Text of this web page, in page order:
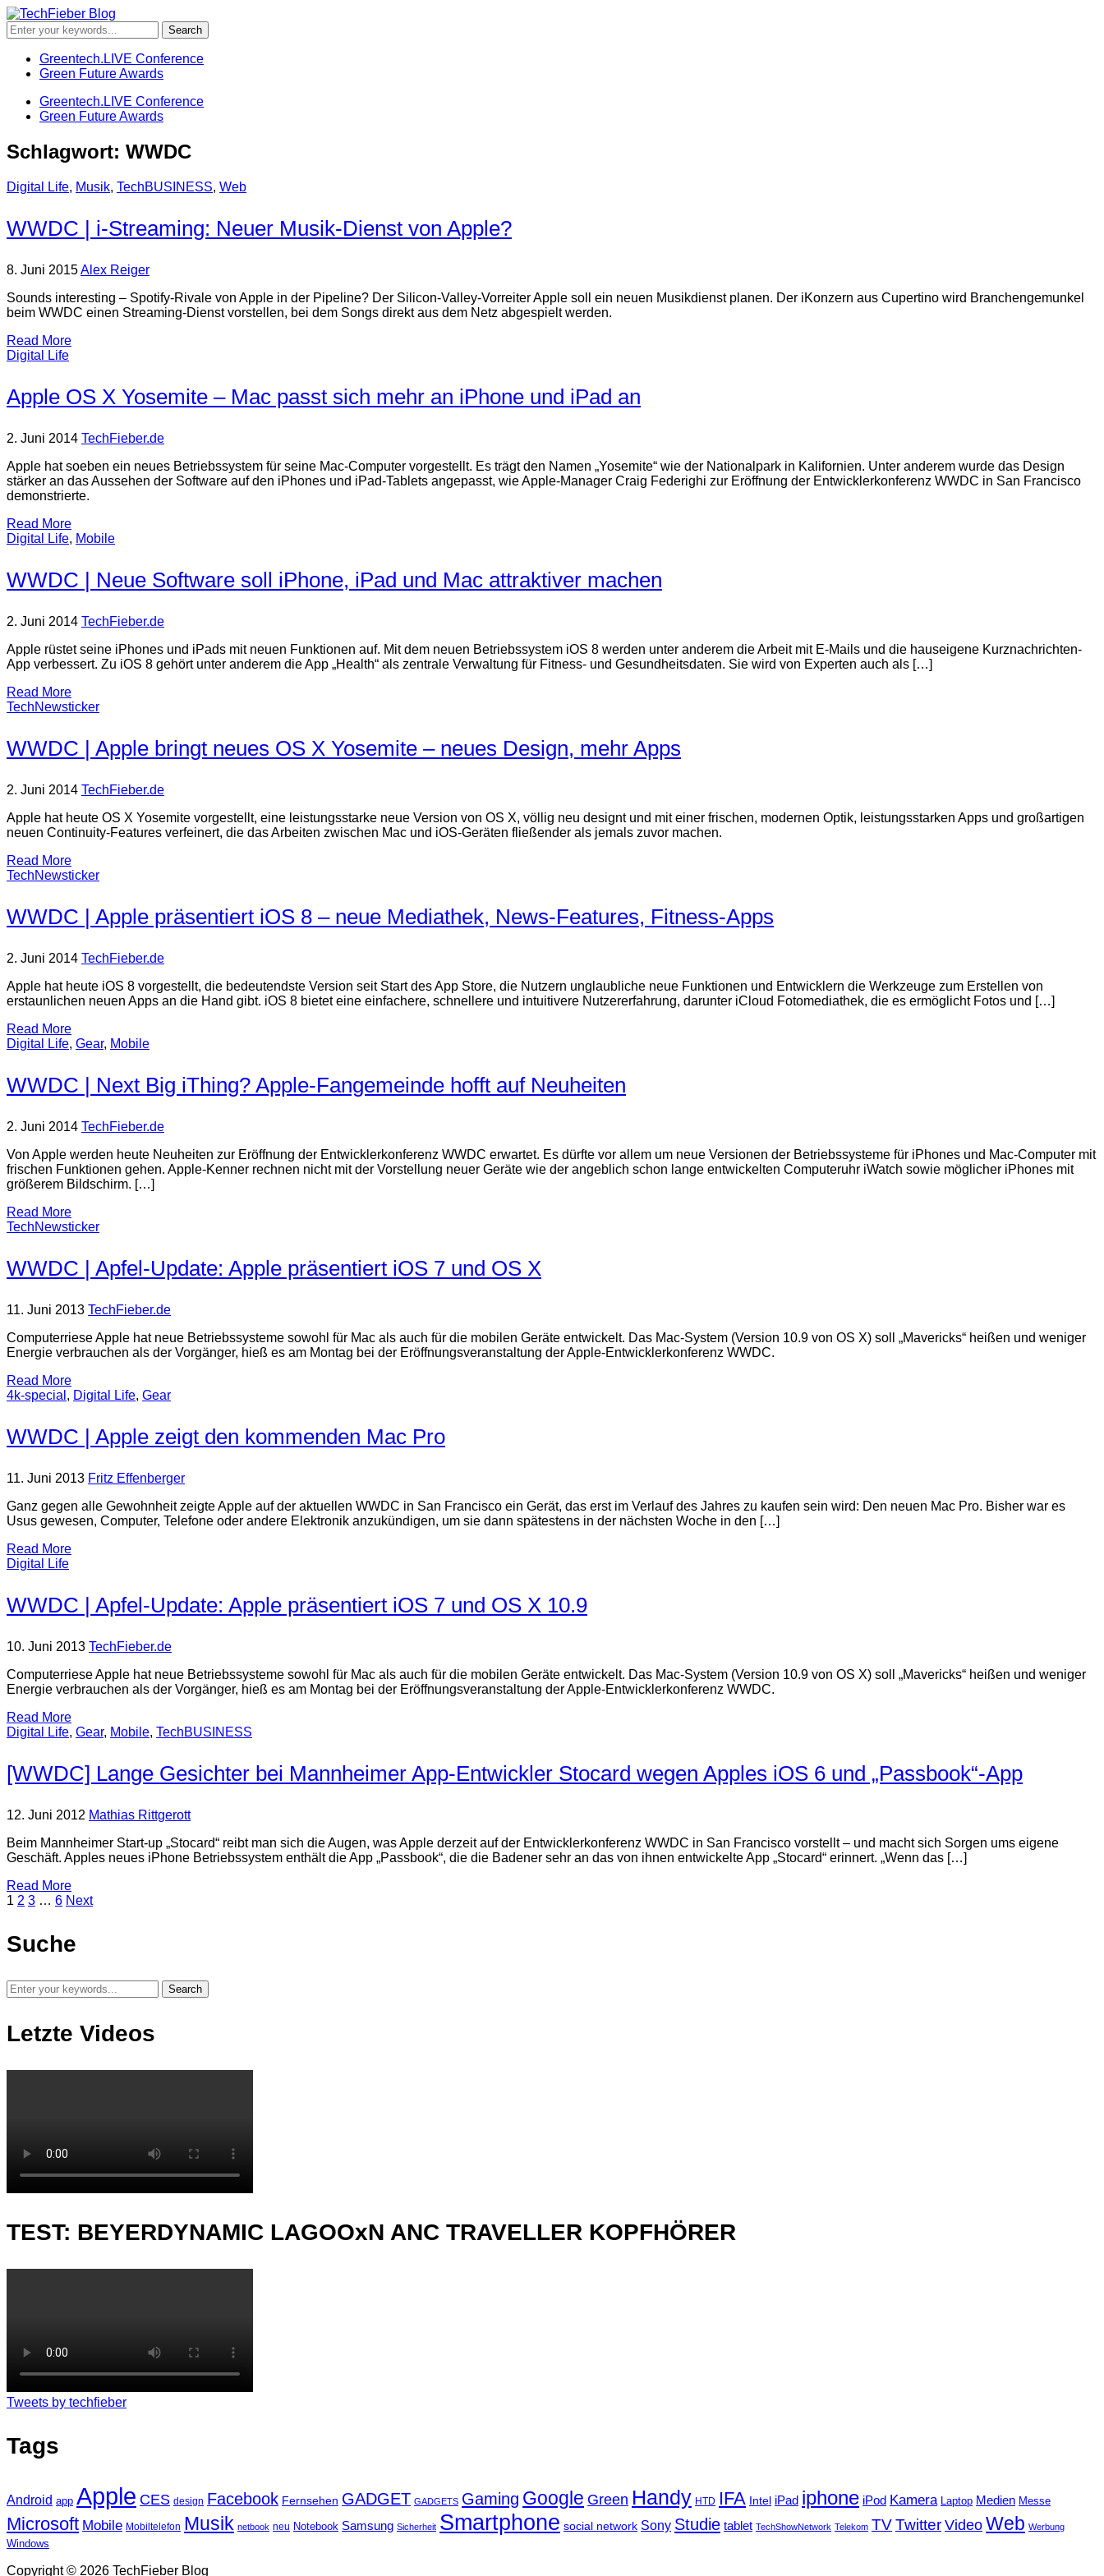
Greentech.LIVE Conference
Green Future Awards
Greentech.LIVE Conference
Green Future Awards
Schlagwort: WWDC
Digital Life, Musik, TechBUSINESS, Web
WWDC | i-Streaming: Neuer Musik-Dienst von Apple?
8. Juni 2015Alex Reiger
Sounds interesting – Spotify-Rivale von Apple in der Pipeline? Der Silicon-Valley-Vorreiter Apple soll ein neuen Musikdienst planen. Der iKonzern aus Cupertino wird Branchengemunkel
beim WWDC einen Streaming-Dienst vorstellen, bei dem Songs direkt aus dem Netz abgespielt werden.
Read More
Digital Life
Apple OS X Yosemite – Mac passt sich mehr an iPhone und iPad an
2. Juni 2014 TechFieber.de
Apple hat soeben ein neues Betriebssystem für seine Mac-Computer vorgestellt. Es trägt den Namen „Yosemite“ wie der Nationalpark in Kalifornien. Unter anderem wurde das Design
stärker an das Aussehen der Software auf den iPhones und iPad-Tablets angepasst, wie Apple-Manager Craig Federighi zur Eröffnung der Entwicklerkonferenz WWDC in San Francisco
demonstrierte.
Read More
Digital Life, Mobile
WWDC | Neue Software soll iPhone, iPad und Mac attraktiver machen
2. Juni 2014 TechFieber.de
Apple rüstet seine iPhones und iPads mit neuen Funktionen auf. Mit dem neuen Betriebssystem iOS 8 werden unter anderem die Arbeit mit E-Mails und die hauseigene Kurznachrichten-
App verbessert. Zu iOS 8 gehört unter anderem die App „Health“ als zentrale Verwaltung für Fitness- und Gesundheitsdaten. Sie wird von Experten auch als […]
Read More
TechNewsticker
WWDC | Apple bringt neues OS X Yosemite – neues Design, mehr Apps
2. Juni 2014 TechFieber.de
Apple hat heute OS X Yosemite vorgestellt, eine leistungsstarke neue Version von OS X, völlig neu designt und mit einer frischen, modernen Optik, leistungsstarken Apps und großartigen
neuen Continuity-Features verfeinert, die das Arbeiten zwischen Mac und iOS-Geräten fließender als jemals zuvor machen.
Read More
TechNewsticker
WWDC | Apple präsentiert iOS 8 – neue Mediathek, News-Features, Fitness-Apps
2. Juni 2014 TechFieber.de
Apple hat heute iOS 8 vorgestellt, die bedeutendste Version seit Start des App Store, die Nutzern unglaubliche neue Funktionen und Entwicklern die Werkzeuge zum Erstellen von
erstaunlichen neuen Apps an die Hand gibt. iOS 8 bietet eine einfachere, schnellere und intuitivere Nutzererfahrung, darunter iCloud Fotomediathek, die es ermöglicht Fotos und […]
Read More
Digital Life, Gear, Mobile
WWDC | Next Big iThing? Apple-Fangemeinde hofft auf Neuheiten
2. Juni 2014 TechFieber.de
Von Apple werden heute Neuheiten zur Eröffnung der Entwicklerkonferenz WWDC erwartet. Es dürfte vor allem um neue Versionen der Betriebssysteme für iPhones und Mac-Computer mit
frischen Funktionen gehen. Apple-Kenner rechnen nicht mit der Vorstellung neuer Geräte wie der angeblich schon lange entwickelten Computeruhr iWatch sowie möglicher iPhones mit
größerem Bildschirm. […]
Read More
TechNewsticker
WWDC | Apfel-Update: Apple präsentiert iOS 7 und OS X
11. Juni 2013 TechFieber.de
Computerriese Apple hat neue Betriebssysteme sowohl für Mac als auch für die mobilen Geräte entwickelt. Das Mac-System (Version 10.9 von OS X) soll „Mavericks“ heißen und weniger
Energie verbrauchen als der Vorgänger, hieß es am Montag bei der Eröffnungsveranstaltung der Apple-Entwicklerkonferenz WWDC.
Read More
4k-special , Digital Life, Gear
WWDC | Apple zeigt den kommenden Mac Pro
11. Juni 2013 Fritz Effenberger
Ganz gegen alle Gewohnheit zeigte Apple auf der aktuellen WWDC in San Francisco ein Gerät, das erst im Verlauf des Jahres zu kaufen sein wird: Den neuen Mac Pro. Bisher war es
Usus gewesen, Computer, Telefone oder andere Elektronik anzukündigen, um sie dann spätestens in der nächsten Woche in den […]
Read More
Digital Life
WWDC | Apfel-Update: Apple präsentiert iOS 7 und OS X 10.9
10. Juni 2013 TechFieber.de
Computerriese Apple hat neue Betriebssysteme sowohl für Mac als auch für die mobilen Geräte entwickelt. Das Mac-System (Version 10.9 von OS X) soll „Mavericks“ heißen und weniger
Energie verbrauchen als der Vorgänger, hieß es am Montag bei der Eröffnungsveranstaltung der Apple-Entwicklerkonferenz WWDC.
Read More
Digital Life, Gear, Mobile, TechBUSINESS
[WWDC] Lange Gesichter bei Mannheimer App-Entwickler Stocard wegen Apples iOS 6 und „Passbook“-App
12. Juni 2012 Mathias Rittgerott
Beim Mannheimer Start-up „Stocard“ reibt man sich die Augen, was Apple derzeit auf der Entwicklerkonferenz WWDC in San Francisco vorstellt – und macht sich Sorgen ums eigene
Geschäft. Apples neues iPhone Betriebssystem enthält die App „Passbook“, die die Badener sehr an das von ihnen entwickelte App „Stocard“ erinnert. „Wenn das […]
Read More
1 2 3 … 6 Next
Suche
Letzte Videos
TEST: BEYERDYNAMIC LAGOOxN ANC TRAVELLER KOPFHÖRER
Tweets by techfieber
Tags
Android app Apple CES design Facebook Fernsehen GADGET GADGETS Gaming Google Green Handy HTD IFA Intel iPad iphone iPod Kamera Laptop Medien Messe
Microsoft Mobile Mobiltelefon Musik netbook neu Notebook Samsung Sicherheit Smartphone social network Sony Studie tablet TechShowNetwork Telekom TVTwitter Video Web Werbung
Windows
Copyright © 2026 TechFieber Blog